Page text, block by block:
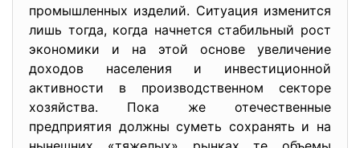
промышленных изделий. Ситуация изменится
лишь тогда, когда начнется стабильный рост
экономики и на этой основе увеличение
доходов населения и инвестиционной
активности в производственном секторе
хозяйства. Пока же отечественные
предприятия должны суметь сохранять и на